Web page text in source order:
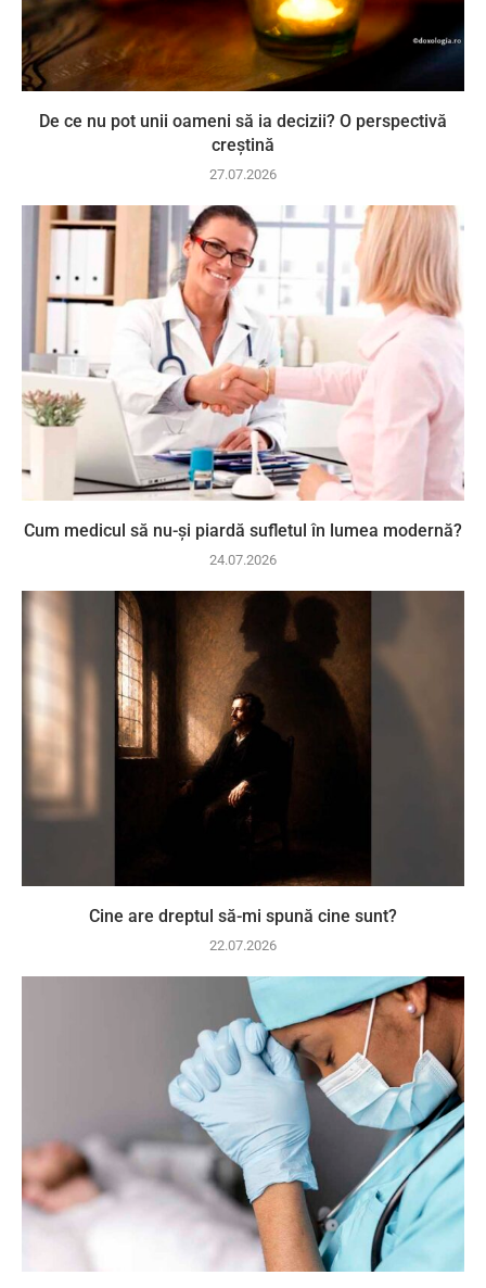
De ce nu pot unii oameni să ia decizii? O perspectivă
creștină
27.07.2026
Cum medicul să nu-și piardă sufletul în lumea modernă?
24.07.2026
Cine are dreptul să-mi spună cine sunt?
22.07.2026